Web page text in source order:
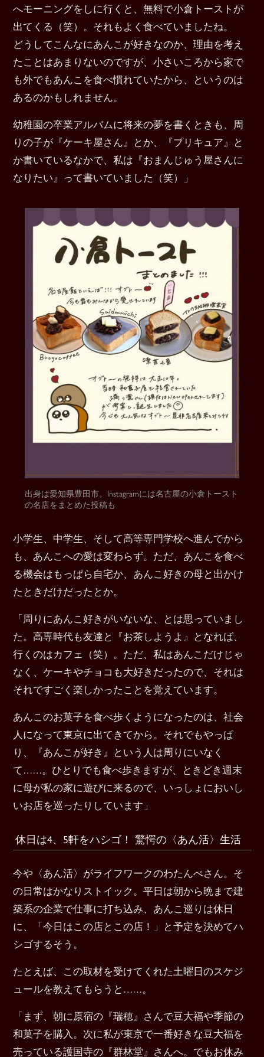
へモーニングをしに行くと、無料で小倉トーストが
出てくる（笑）。それもよく食べていましたね。
どうしてこんなにあんこが好きなのか、理由を考え
たことはあまりないのですが、小さいころから家で
も外でもあんこを食べ慣れていたから、というのは
あるのかもしれません。
幼稚園の卒業アルバムに将来の夢を書くときも、周
りの子が『ケーキ屋さん』とか、『プリキュア』と
か書いているなかで、私は『おまんじゅう屋さんに
なりたい』って書いていました（笑）」
出身は愛知県豊田市。Instagramには名古屋の小倉トースト
の名店をまとめた投稿も
小学生、中学生、そして高等専門学校へ進んでから
も、あんこへの愛は変わらず。ただ、あんこを食べ
る機会はもっぱら自宅か、あんこ好きの母と出かけ
たときだけだったとか。
「周りにあんこ好きがいないな、とは思っていまし
た。高専時代も友達と『お茶しようよ』となれば、
行くのはカフェ（笑）。ただ、私はあんこだけじゃ
なく、ケーキやチョコも大好きだったので、それは
それですごく楽しかったことを覚えています。
あんこのお菓子を食べ歩くようになったのは、社会
人になって東京に出てきてから。それでもやっぱ
り、『あんこが好き』という人は周りにいなく
て……。ひとりでも食べ歩きますが、ときどき週末
に母が私の家に遊びに来るので、いっしょにおいし
いお店を巡ったりしています」
休日は4、5軒をハシゴ！ 驚愕の〈あん活〉生活
今や〈あん活〉がライフワークのわたんぺさん。そ
の日常はかなりストイック。平日は朝から晩まで建
築系の企業で仕事に打ち込み、あんこ巡りは休日
に、「今日はこの店とこの店！」と予定を決めてハ
シゴするそう。
たとえば、この取材を受けてくれた土曜日のスケジ
ュールを教えてもらうと……。
「まず、朝に原宿の『瑞穂』さんで豆大福や季節の
和菓子を購入。次に私が東京で一番好きな豆大福を
売っている護国寺の『群林堂』さんへ。でもお休み